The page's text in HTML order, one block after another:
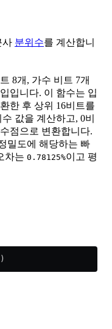
사 분위수를 계산합니
8개, 가수 비트 7개
입니다. 이 함수는 입
한 후 상위 16비트를
수 값을 계산하고, 0비
점으로 변환합니다.
밀도에 해당하는 빠
차는 0.78125%이고 평